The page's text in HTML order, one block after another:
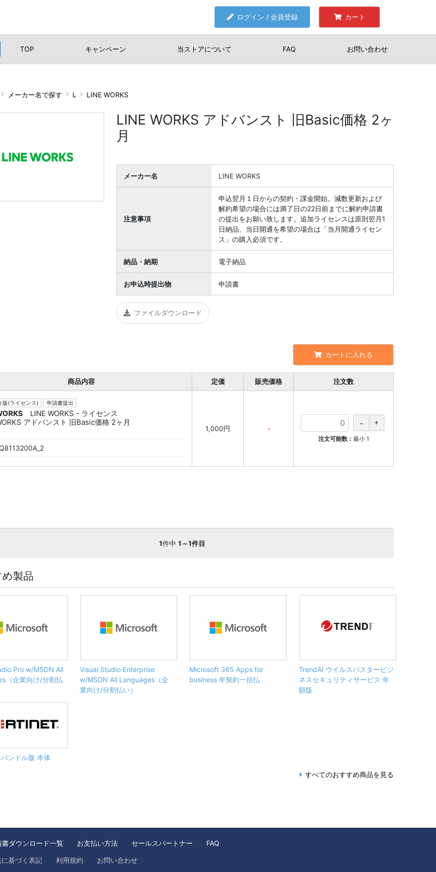
ログイン / 会員登録 カート
TOP キャンペーン 当ストアについて FAQ お問い合わせ
メーカー名で探す L LINE WORKS
LINE WORKS アドバンスト 旧Basic価格 2ヶ
月
メーカー名 LINE WORKS
注意事項
申込翌月１日からの契約・課金開始。減数更新および
解約希望の場合には満了日の22日前までに解約申請書
の提出をお願い致します。追加ライセンスは原則翌月1
日納品、当日開通を希望の場合は「当月開通ライセン
ス」の購入必須です。
納品・納期 電子納品
お申込時提出物 申請書
ファイルダウンロード
カートに入れる
商品内容 定価 販売価格 注文数
版(ライセンス) 申請書提出
LINE WORKS - ライセンス
アドバンスト 旧Basic価格 2ヶ月
1,000円 -
注文可能数： 最小 1
1件中 1～1件目
製品
Pro w/MSDN All
（企業向け/分割払
Visual Studio Enterprise
w/MSDN All Languages（企
業向け/分割払い）
Microsoft 365 Apps for
business 年契約一括払
TrendAI ウイルスバスタービジ
ネスセキュリティサービス 年
額版
ンドル版 本体
すべてのおすすめ商品を見る
書ダウンロード一覧 お支払い方法 セールスパートナー FAQ
基づく表記 利用規約 お問い合わせ